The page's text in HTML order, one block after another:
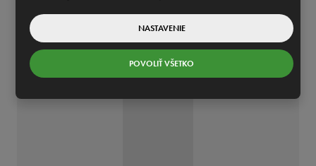
Certifikácia potvrdzuje, že skutočne sa jedná o
PESTOVANIE BEZ CHÉMIE.
NASTAVENIE
POVOLIŤ VŠETKO